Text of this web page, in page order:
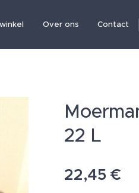
Over ons Contact
22 L
22,45 €